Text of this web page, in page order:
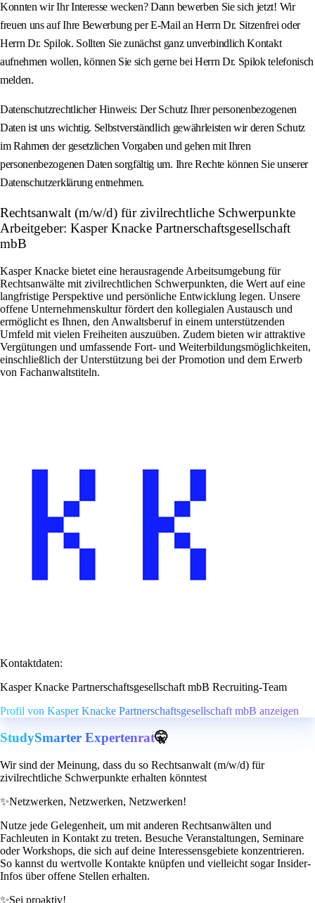
Konnten wir Ihr Interesse wecken? Dann bewerben Sie sich jetzt! Wir
freuen uns auf Ihre Bewerbung per E-Mail an Herrn Dr. Sitzenfrei oder
Herrn Dr. Spilok. Sollten Sie zunächst ganz unverbindlich Kontakt
aufnehmen wollen, können Sie sich gerne bei Herrn Dr. Spilok telefonisch
melden.
Datenschutzrechtlicher Hinweis: Der Schutz Ihrer personenbezogenen
Daten ist uns wichtig. Selbstverständlich gewährleisten wir deren Schutz
im Rahmen der gesetzlichen Vorgaben und gehen mit Ihren
personenbezogenen Daten sorgfältig um. Ihre Rechte können Sie unserer
Datenschutzerklärung entnehmen.
Rechtsanwalt (m/w/d) für zivilrechtliche Schwerpunkte
Arbeitgeber: Kasper Knacke Partnerschaftsgesellschaft
mbB
Kasper Knacke bietet eine herausragende Arbeitsumgebung für
Rechtsanwälte mit zivilrechtlichen Schwerpunkten, die Wert auf eine
langfristige Perspektive und persönliche Entwicklung legen. Unsere
offene Unternehmenskultur fördert den kollegialen Austausch und
ermöglicht es Ihnen, den Anwaltsberuf in einem unterstützenden
Umfeld mit vielen Freiheiten auszuüben. Zudem bieten wir attraktive
Vergütungen und umfassende Fort- und Weiterbildungsmöglichkeiten,
einschließlich der Unterstützung bei der Promotion und dem Erwerb
von Fachanwaltstiteln.
Kontaktdaten:
Kasper Knacke Partnerschaftsgesellschaft mbB Recruiting-Team
Profil von Kasper Knacke Partnerschaftsgesellschaft mbB anzeigen
StudySmarter Expertenrat🤫
Wir sind der Meinung, dass du so Rechtsanwalt (m/w/d) für
zivilrechtliche Schwerpunkte erhalten könntest
✨Netzwerken, Netzwerken, Netzwerken!
Nutze jede Gelegenheit, um mit anderen Rechtsanwälten und
Fachleuten in Kontakt zu treten. Besuche Veranstaltungen, Seminare
oder Workshops, die sich auf deine Interessensgebiete konzentrieren.
So kannst du wertvolle Kontakte knüpfen und vielleicht sogar Insider-
Infos über offene Stellen erhalten.
✨Sei proaktiv!